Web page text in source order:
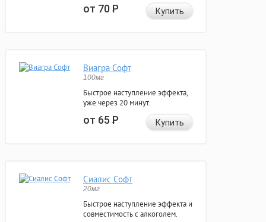
от 70Р Купить
Виагра Софт
100мг
Быстрое наступление эффекта,
уже через 20 минут.
от 65Р Купить
Сиалис Софт
20мг
Быстрое наступление эффекта и
совместимость с алкоголем.